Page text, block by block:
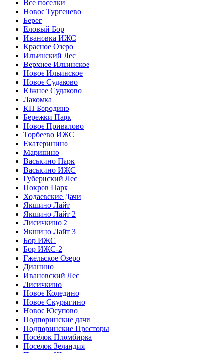
Все поселки
Новое Тургенево
Берег
Еловый Бор
Ивановка ИЖС
Красное Озеро
Ильинский Лес
Верхнее Ильинское
Новое Ильинское
Новое Судаково
Южное Судаково
Лакомка
КП Бородино
Бережки Парк
Новое Привалово
Торбеево ИЖС
Екатеринино
Маринино
Васькино Парк
Васькино ИЖС
Губернский Лес
Покров Парк
Ходаевские Дачи
Якшино Лайт
Якшино Лайт 2
Лисичкино 2
Якшино Лайт 3
Бор ИЖС
Бор ИЖС-2
Гжельское Озеро
Дианино
Ивановский Лес
Лисичкино
Новое Коледино
Новое Скурыгино
Новое Юсупово
Подпоринские дачи
Подпоринские Просторы
Посёлок Пломбирка
Поселок Зеландия